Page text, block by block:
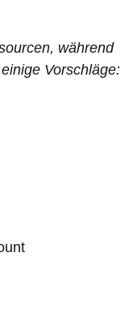
während
Vorschläge: